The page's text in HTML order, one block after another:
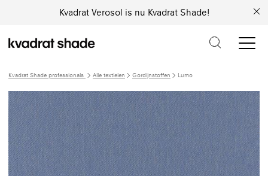
Kvadrat Verosol is nu Kvadrat Shade!
Kvadrat Shade professionals Alle textielen Gordijnstoffen Lumo